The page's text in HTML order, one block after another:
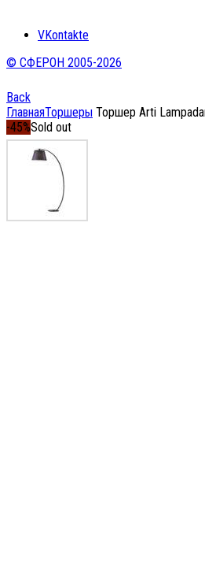
VKontakte
© СФЕРОН 2005-2026
Back
ГлавнаяТоршеры Торшер Arti
-45%Sold out